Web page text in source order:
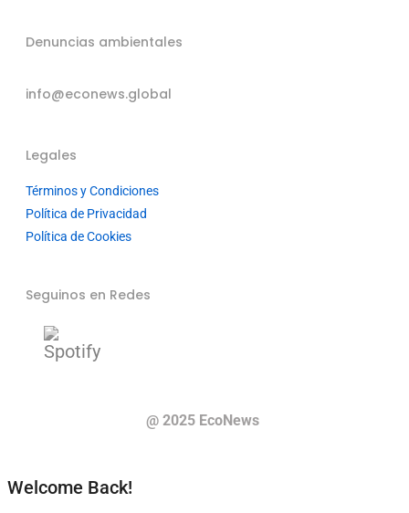
Denuncias ambientales
info@econews.global
Legales
Términos y Condiciones
Política de Privacidad
Política de Cookies
Seguinos en Redes
@ 2025 EcoNews
Welcome Back!